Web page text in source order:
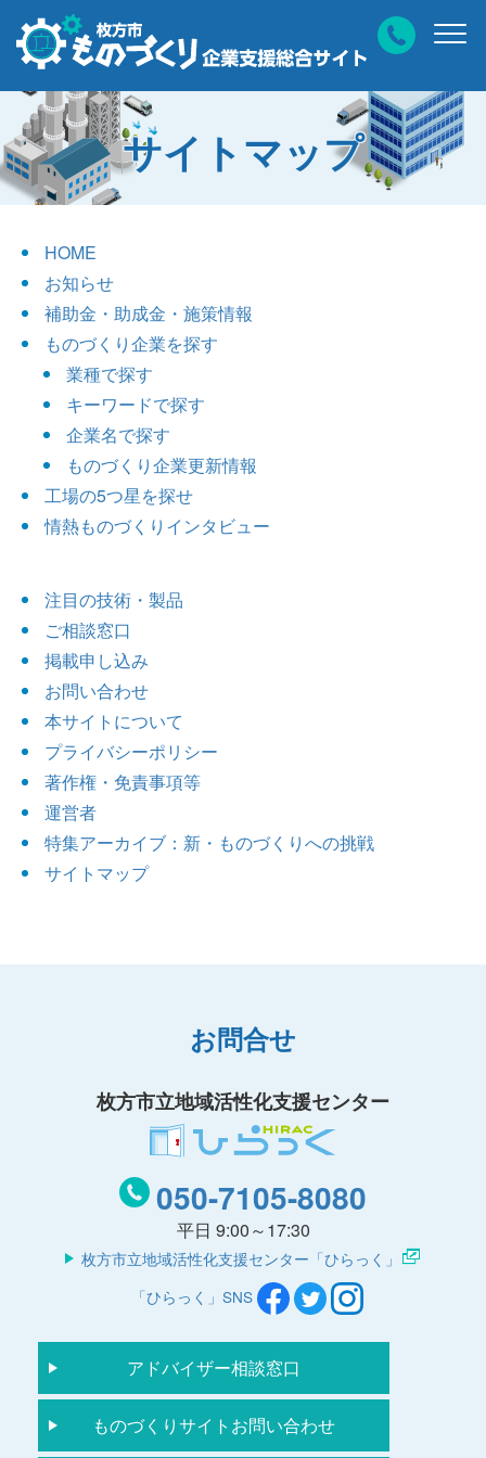
サイトマップ
HOME
お知らせ
補助金・助成金・施策情報
ものづくり企業を探す
業種で探す
キーワードで探す
企業名で探す
ものづくり企業更新情報
工場の5つ星を探せ
情熱ものづくりインタビュー
注目の技術・製品
ご相談窓口
掲載申し込み
お問い合わせ
本サイトについて
プライバシーポリシー
著作権・免責事項等
運営者
特集アーカイブ：新・ものづくりへの挑戦
サイトマップ
お問合せ
枚方市立地域活性化支援センター
050-7105-8080
平日 9:00～17:30
枚方市立地域活性化支援センター「ひらっく」
「ひらっく」SNS
アドバイザー相談窓口
ものづくりサイトお問い合わせ